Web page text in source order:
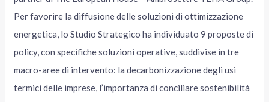
Per favorire la diffusione delle soluzioni di ottimizzazione
energetica, lo Studio Strategico ha individuato 9 proposte di
policy, con specifiche soluzioni operative, suddivise in tre
macro-aree di intervento: la decarbonizzazione degli usi
termici delle imprese, l’importanza di conciliare sostenibilità